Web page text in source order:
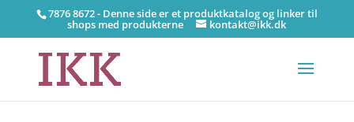
7876 8672 - Denne side er et produktkatalog og linker til
shops med produkterne kontakt@ikk.dk